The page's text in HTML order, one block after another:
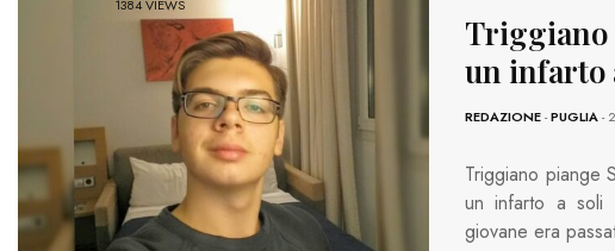
1384 VIEWS
Triggiano
un infarto
REDAZIONE-PUGLIA-
Triggiano piange
un infarto a soli
giovane era